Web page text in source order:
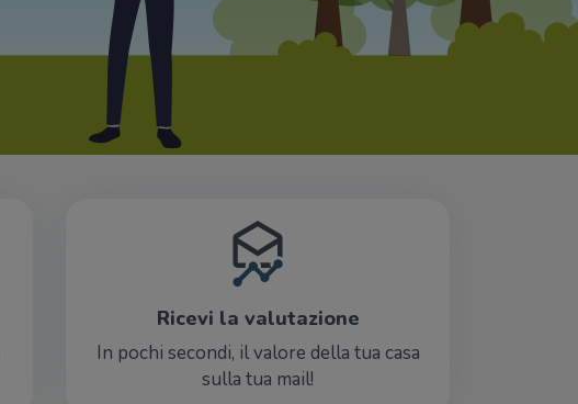
Ricevi la valutazione
In pochi secondi, il valore della tua casa
sulla tua mail!